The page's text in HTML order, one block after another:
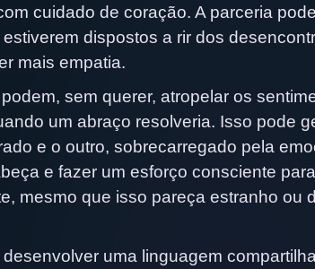
cuidado de coração. A parceria
dispostos a rir dos
mais empatia.
sem querer, atropelar os
um abraço resolveria. Isso pode
e o outro, sobrecarregado pela
e fazer um esforço consciente
mesmo que isso pareça estranho ou
uma linguagem